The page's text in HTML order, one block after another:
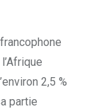
2,5 %
partie